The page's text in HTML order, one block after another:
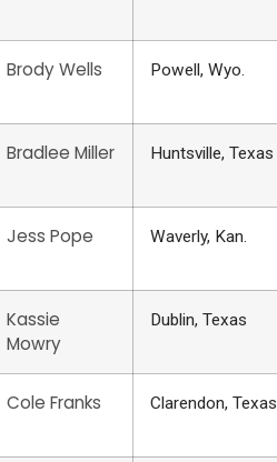
Brody Wells Powell, Wyo.
Bradlee Miller Huntsville, Texas
Jess Pope Waverly, Kan.
Kassie
Mowry
Dublin, Texas
Cole Franks Clarendon, Texas